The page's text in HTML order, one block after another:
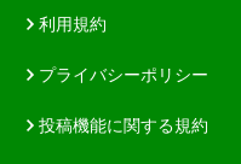
利用規約
プライバシーポリシー
投稿機能に関する規約